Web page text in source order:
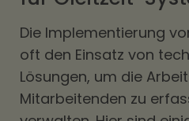
Die Implementierung
oft den Einsatz von
Lösungen, um die
Mitarbeitenden zu